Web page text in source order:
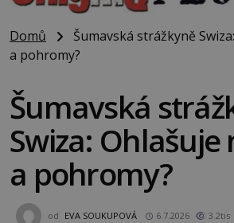
Domů
Šumavská strážkyně
a pohromy?
Šumavská
Swiza: Ohlašuje
a pohromy?
od EVA SOUKUPOVÁ 6.7.2026 3.2tis